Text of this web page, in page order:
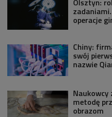
Olsztyn:
operacje
Chiny:
swój
nazwie
Naukowcy
metodę
obrazom